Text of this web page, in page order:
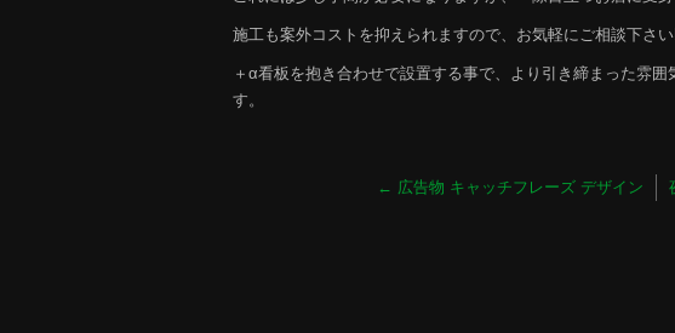
施工も案外コストを抑えられますので、お気軽にご相談下さ
＋α看板を抱き合わせで設置する事で、より引き締まった雰
す。
← 広告物 キャッチフレーズ デザイン